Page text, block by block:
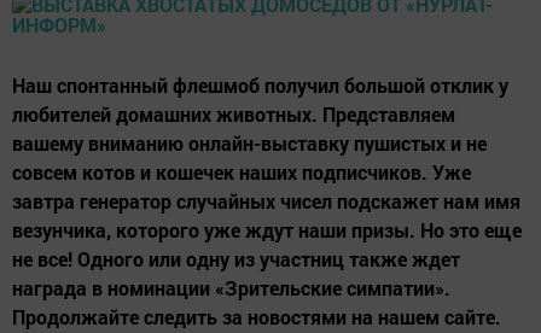
Наш спонтанный флешмоб получил большой отклик у
любителей домашних животных. Представляем
вашему вниманию онлайн-выставку пушистых и не
совсем котов и кошечек наших подписчиков. Уже
завтра генератор случайных чисел подскажет нам имя
везунчика, которого уже ждут наши призы. Но это еще
не все! Одного или одну из участниц также ждет
награда в номинации «Зрительские симпатии».
Продолжайте следить за новостями на нашем сайте.